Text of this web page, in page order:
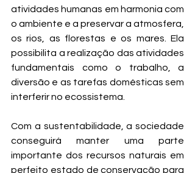
atividades humanas em harmonia com
o ambiente e a preservar a atmosfera,
os rios, as florestas e os mares. Ela
possibilita a realização das atividades
fundamentais como o trabalho, a
diversão e as tarefas domésticas sem
interferir no ecossistema.
Com a sustentabilidade, a sociedade
conseguirá manter uma parte
importante dos recursos naturais em
perfeito estado de conservação para